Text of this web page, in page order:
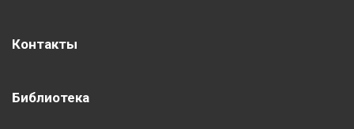
Контакты
Библиотека